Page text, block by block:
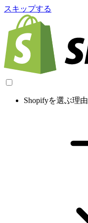
スキップする
Shopifyを選ぶ理由